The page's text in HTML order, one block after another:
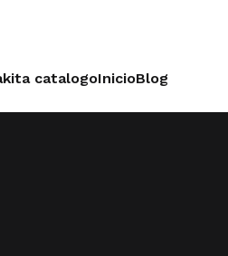
catalogoInicioBlog